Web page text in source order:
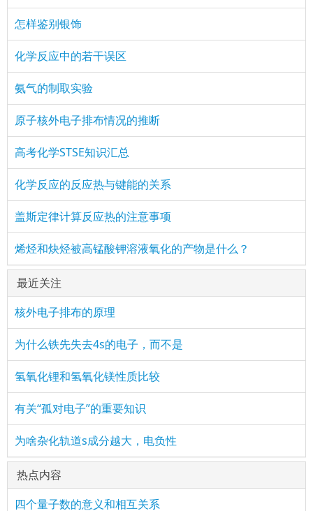
怎样鉴别银饰
化学反应中的若干误区
氨气的制取实验
原子核外电子排布情况的推断
高考化学STSE知识汇总
化学反应的反应热与键能的关系
盖斯定律计算反应热的注意事项
烯烃和炔烃被高锰酸钾溶液氧化的产物是什么？
最近关注
核外电子排布的原理
为什么铁先失去4s的电子，而不是
氢氧化锂和氢氧化镁性质比较
有关“孤对电子”的重要知识
为啥杂化轨道s成分越大，电负性
热点内容
四个量子数的意义和相互关系